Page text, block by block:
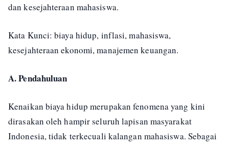
dan kesejahteraan mahasiswa.
Kata Kunci: biaya hidup, inflasi, mahasiswa,
kesejahteraan ekonomi, manajemen keuangan.
A. Pendahuluan
Kenaikan biaya hidup merupakan fenomena yang kini
dirasakan oleh hampir seluruh lapisan masyarakat
Indonesia, tidak terkecuali kalangan mahasiswa. Sebagai